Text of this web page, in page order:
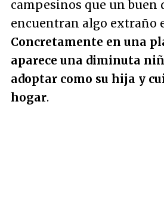
campesinos que un buen
encuentran algo extraño
Concretamente en una
aparece una diminuta
adoptar como su hija y
hogar.